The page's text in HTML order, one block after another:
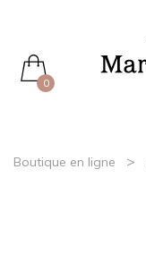
0
Boutique en ligne >